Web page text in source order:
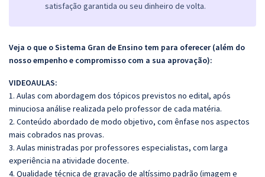
satisfação garantida ou seu dinheiro de volta.
Veja o que o Sistema Gran de Ensino tem para oferecer (além do
nosso empenho e compromisso com a sua aprovação):
VIDEOAULAS:
1. Aulas com abordagem dos tópicos previstos no edital, após
minuciosa análise realizada pelo professor de cada matéria.
2. Conteúdo abordado de modo objetivo, com ênfase nos aspectos
mais cobrados nas provas.
3. Aulas ministradas por professores especialistas, com larga
experiência na atividade docente.
4. Qualidade técnica de gravação de altíssimo padrão (imagem e